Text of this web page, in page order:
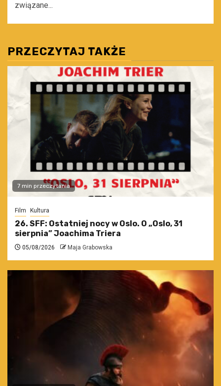
związane...
PRZECZYTAJ TAKŻE
7 min przeczytania
Film Kultura
26. SFF: Ostatniej nocy w Oslo. O „Oslo, 31
sierpnia” Joachima Triera
05/08/2026 Maja Grabowska